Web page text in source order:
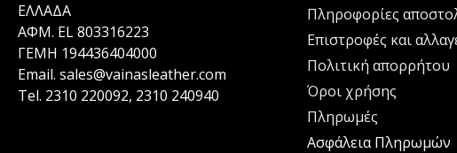
ΕΛΛΑΔΑ
ΑΦΜ. EL 803316223
ΓΕΜΗ 194436404000
Email. sales@vainasleather.com
Tel. 2310 220092, 2310 240940
Πληροφορίες
Επιστροφές και
Πολιτική απορρήτου
Όροι χρήσης
Πληρωμές
Ασφάλεια Πληρωμών